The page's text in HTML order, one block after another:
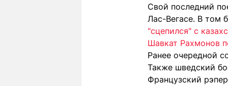
Свой последний
Лас-Вегасе. В том
"сцепился" с
Шавкат Рахмонов
Ранее очередной
Также шведский
Французский